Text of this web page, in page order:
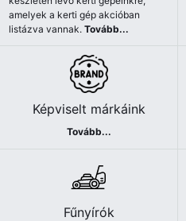
amelyek a kerti gép akcióban
listázva vannak.Tovább...
Képviselt márkáink
Tovább...
Fűnyírók